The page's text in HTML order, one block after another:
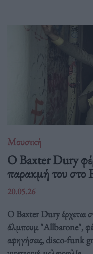
Μουσική
Ο Baxter Dury
παρακμή του στο
20.05.26
Ο Baxter Dury έρχεται
άλμπουμ "Allbarone",
αφηγήσεις, disco-funk